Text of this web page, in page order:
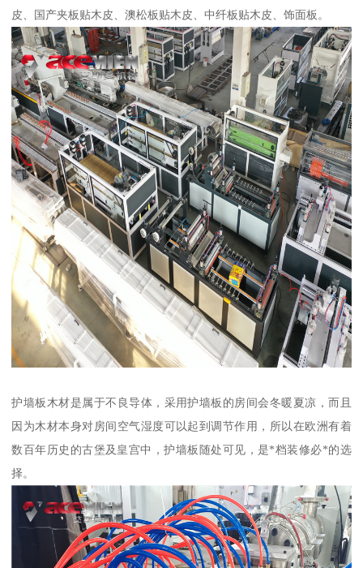
皮、国产夹板贴木皮、澳松板贴木皮、中纤板贴木皮、饰面板。
护墙板木材是属于不良导体，采用护墙板的房间会冬暖夏凉，而且
因为木材本身对房间空气湿度可以起到调节作用，所以在欧洲有着
数百年历史的古堡及皇宫中，护墙板随处可见，是*档装修必*的选
择。